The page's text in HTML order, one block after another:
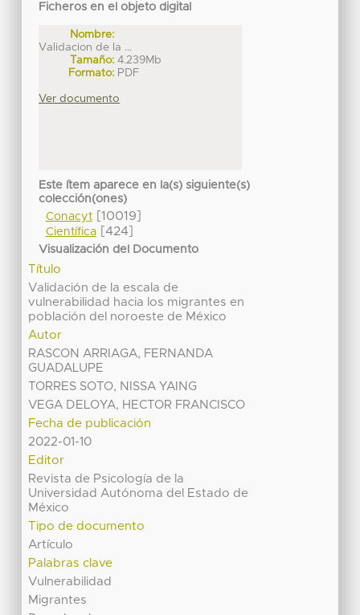
Ficheros en el objeto digital
Nombre:
Validacion de la ...
Tamaño: 4.239Mb
Formato: PDF
Ver documento
Este ítem aparece en la(s) siguiente(s)
colección(ones)
Conacyt[10019]
Científica[424]
Visualización del Documento
Título
Validación de la escala de
vulnerabilidad hacia los migrantes en
población del noroeste de México
Autor
RASCON ARRIAGA, FERNANDA
GUADALUPE
TORRES SOTO, NISSA YAING
VEGA DELOYA, HECTOR FRANCISCO
Fecha de publicación
2022-01-10
Editor
Revista de Psicología de la
Universidad Autónoma del Estado de
México
Tipo de documento
Artículo
Palabras clave
Vulnerabilidad
Migrantes